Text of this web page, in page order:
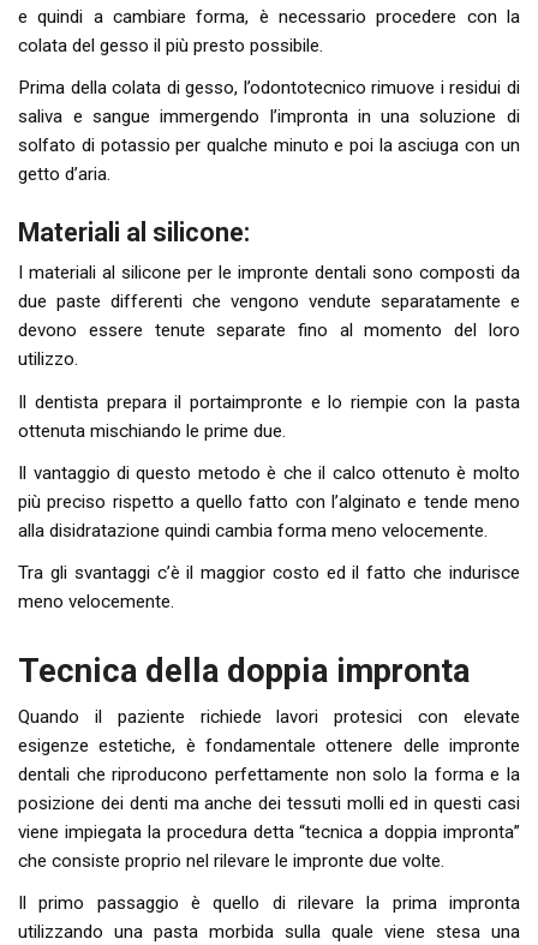
e quindi a cambiare forma, è necessario procedere con la
colata del gesso il più presto possibile.
Prima della colata di gesso, l’odontotecnico rimuove i residui di
saliva e sangue immergendo l’impronta in una soluzione di
solfato di potassio per qualche minuto e poi la asciuga con un
getto d’aria.
Materiali al silicone:
I materiali al silicone per le impronte dentali sono composti da
due paste differenti che vengono vendute separatamente e
devono essere tenute separate fino al momento del loro
utilizzo.
Il dentista prepara il portaimpronte e lo riempie con la pasta
ottenuta mischiando le prime due.
Il vantaggio di questo metodo è che il calco ottenuto è molto
più preciso rispetto a quello fatto con l’alginato e tende meno
alla disidratazione quindi cambia forma meno velocemente.
Tra gli svantaggi c’è il maggior costo ed il fatto che indurisce
meno velocemente.
Tecnica della doppia impronta
Quando il paziente richiede lavori protesici con elevate
esigenze estetiche, è fondamentale ottenere delle impronte
dentali che riproducono perfettamente non solo la forma e la
posizione dei denti ma anche dei tessuti molli ed in questi casi
viene impiegata la procedura detta “tecnica a doppia impronta”
che consiste proprio nel rilevare le impronte due volte.
Il primo passaggio è quello di rilevare la prima impronta
utilizzando una pasta morbida sulla quale viene stesa una